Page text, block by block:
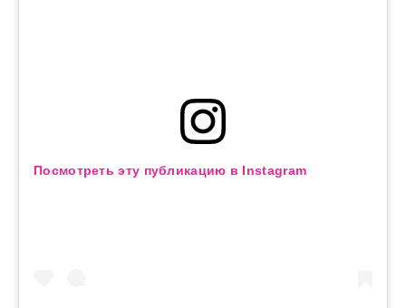
Посмотреть эту публикацию в Instagram